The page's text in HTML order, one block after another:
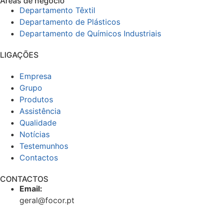
Departamento Têxtil
Departamento de Plásticos
Departamento de Químicos Industriais
LIGAÇÕES
Empresa
Grupo
Produtos
Assistência
Qualidade
Notícias
Testemunhos
Contactos
CONTACTOS
Email:
geral@focor.pt